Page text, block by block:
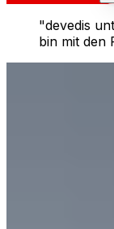
"devedis
bin mit den